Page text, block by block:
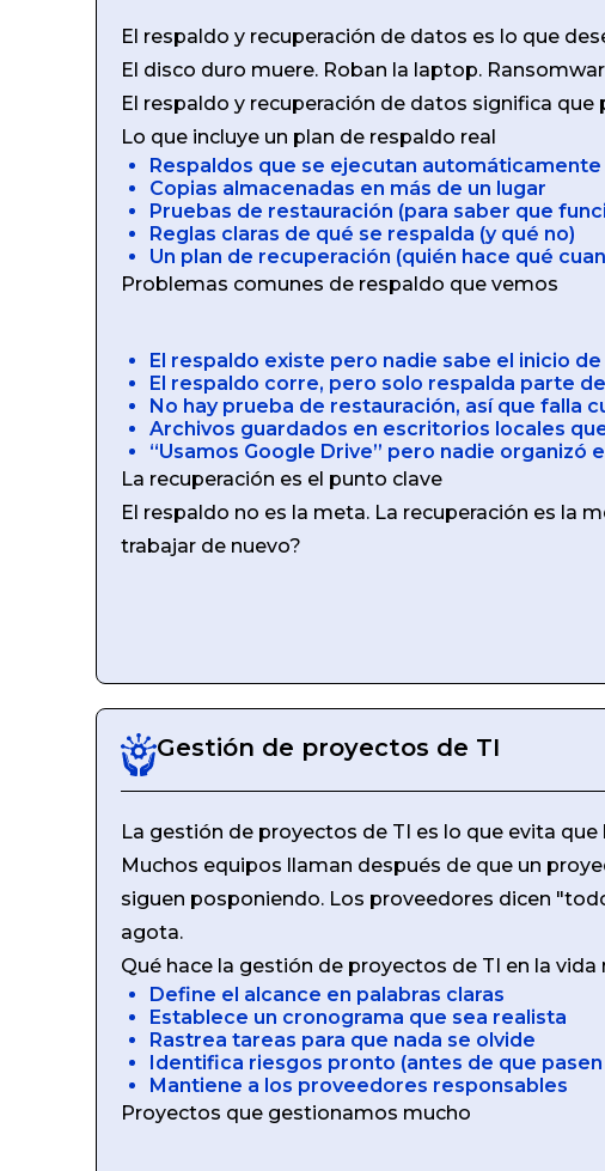
El respaldo y recuperación de datos es lo que
El disco duro muere. Roban la laptop.
El respaldo y recuperación de datos significa
Lo que incluye un plan de respaldo real
Respaldos que se ejecutan
Copias almacenadas en más de un lugar
Pruebas de restauración (para saber que
Reglas claras de qué se respalda (y qué no)
Un plan de recuperación (quién hace qué
Problemas comunes de respaldo que vemos
El respaldo existe pero nadie sabe el inicio de
El respaldo corre, pero solo respalda parte
No hay prueba de restauración, así que falla
Archivos guardados en escritorios locales
“Usamos Google Drive” pero nadie organizó
La recuperación es el punto clave
El respaldo no es la meta. La recuperación es la
trabajar de nuevo?
Gestión de proyectos de TI
La gestión de proyectos de TI es lo que evita
Muchos equipos llaman después de que un
siguen posponiendo. Los proveedores dicen
agota.
Qué hace la gestión de proyectos de TI en la vida
Define el alcance en palabras claras
Establece un cronograma que sea realista
Rastrea tareas para que nada se olvide
Identifica riesgos pronto (antes de que
Mantiene a los proveedores responsables
Proyectos que gestionamos mucho